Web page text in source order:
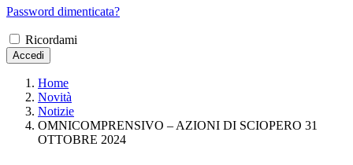
Password dimenticata?
Ricordami
Accedi
Home
Novità
Notizie
OMNICOMPRENSIVO – AZIONI DI SCIOPERO 31
OTTOBRE 2024